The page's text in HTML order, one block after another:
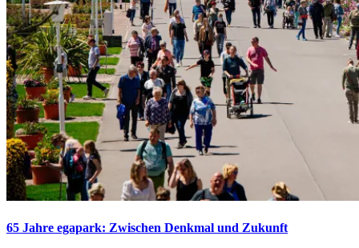
65 Jahre egapark: Zwischen Denkmal und Zukunft